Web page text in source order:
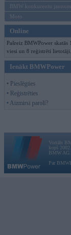
BMW konkurentu
Moto
Online
Pašreiz BMWPower skatās
viesi un 8 reģistrēti lietotāji.
Ienākt BMWPower
• Pieslēgties
• Reģistrēties
• Aizmirsi paroli?
Vortāls
kopš
BMW AG.
Par